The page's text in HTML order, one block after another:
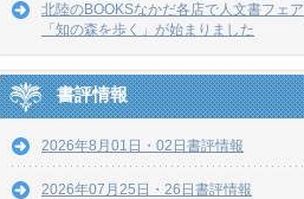
北陸のBOOKSなかだ各店で人文書フェア
「知の森を歩く」が始まりました
書評情報
2026年8月01日・02日書評情報
2026年07月25日・26日書評情報